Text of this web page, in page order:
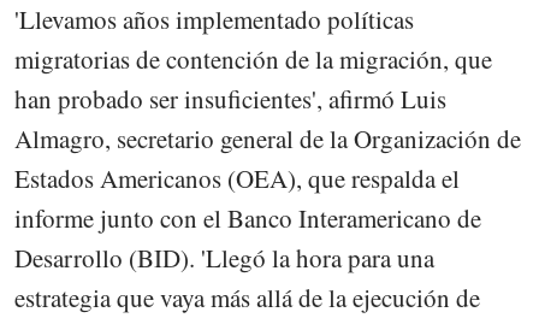
'Llevamos años implementado políticas
migratorias de contención de la migración, que
han probado ser insuficientes', afirmó Luis
Almagro, secretario general de la Organización de
Estados Americanos (OEA), que respalda el
informe junto con el Banco Interamericano de
Desarrollo (BID). 'Llegó la hora para una
estrategia que vaya más allá de la ejecución de